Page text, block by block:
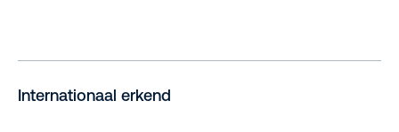
Internationaal erkend